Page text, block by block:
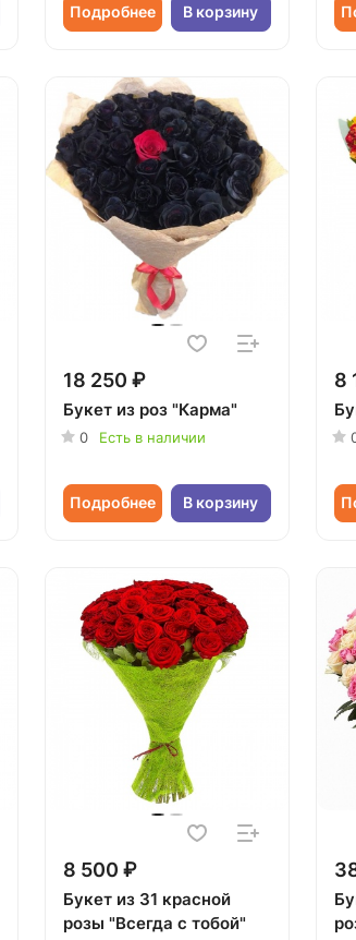
Подробнее В корзину
18 250 ₽
Букет из роз "Карма"
0 Есть в наличии
Подробнее В корзину
8
8 500 ₽
Букет из 31 красной
розы "Всегда с тобой"